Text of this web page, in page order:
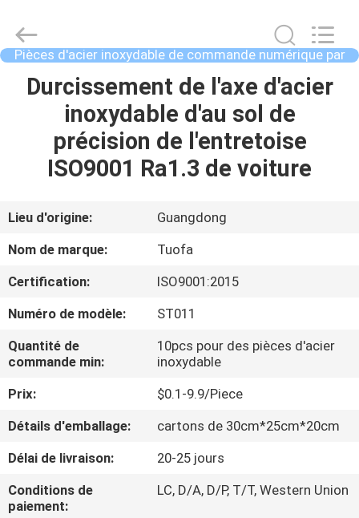
MAISON
À
PROPOS
NOUS
VISITE
DE
L'USINE
CONTRÔLE
DE
Shenzhen
Tuofa
Technology
Co.,
Pièces d'acier inoxydable de commande numérique par
ordinateur
Durcissement de l'axe d'acier
inoxydable d'au sol de
précision de l'entretoise
ISO9001 Ra1.3 de voiture
Lieu d'origine:
Guangdong
Nom de marque:
Tuofa
Certification:
ISO9001:2015
Numéro de modèle:
ST011
Quantité de
commande min:
10pcs pour des pièces d'acier
inoxydable
Prix:
$0.1-9.9/Piece
Détails d'emballage:
cartons de 30cm*25cm*20cm
Délai de livraison:
20-25 jours
Conditions de
paiement:
LC, D/A, D/P, T/T, Western Union